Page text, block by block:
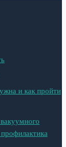
и как пройти